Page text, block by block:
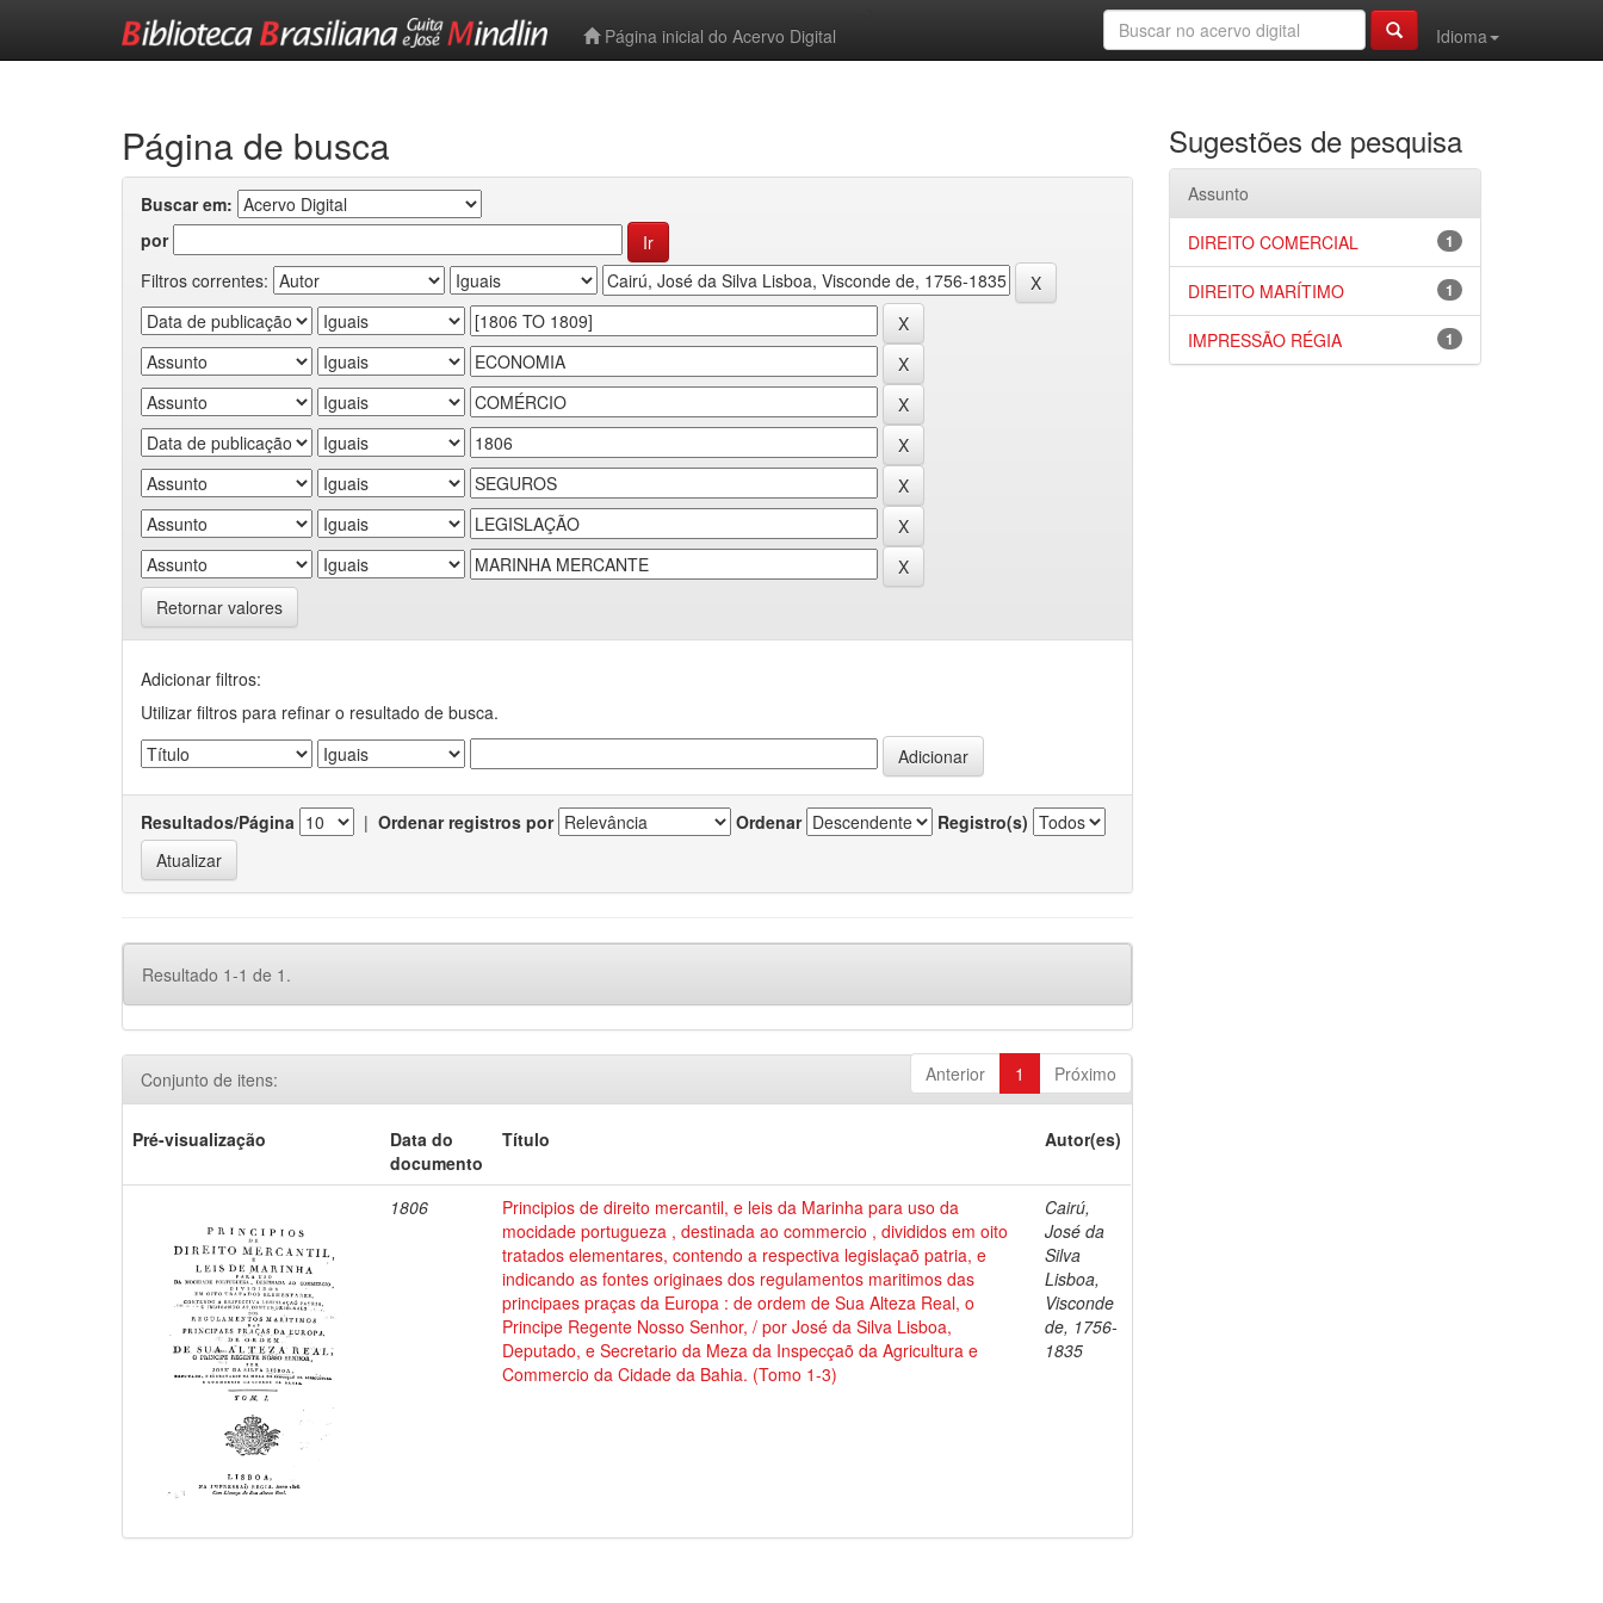
Página inicial do Acervo Digital
Idioma
Página de busca
Buscar em:
por
Filtros correntes:
Retornar valores
Adicionar filtros:
Utilizar filtros para refinar o resultado de busca.
Resultados/Página | Ordenar registros por Ordenar Registro(s)
Resultado 1-1 de 1.
Anterior 1 Próximo
Conjunto de itens:
Pré-visualização
Data do
documento
Título Autor(es)
1806
Principios de direito mercantil, e leis da Marinha para uso da
mocidade portugueza , destinada ao commercio , divididos em oito
tratados elementares, contendo a respectiva legislaçaõ patria, e
indicando as fontes originaes dos regulamentos maritimos das
principaes praças da Europa : de ordem de Sua Alteza Real, o
Principe Regente Nosso Senhor, / por José da Silva Lisboa,
Deputado, e Secretario da Meza da Inspecçaõ da Agricultura e
Commercio da Cidade da Bahia. (Tomo 1-3)
Cairú,
José da
Silva
Lisboa,
Visconde
de, 1756-
1835
Sugestões de pesquisa
Assunto
1
DIREITO COMERCIAL
1
DIREITO MARÍTIMO
1
IMPRESSÃO RÉGIA